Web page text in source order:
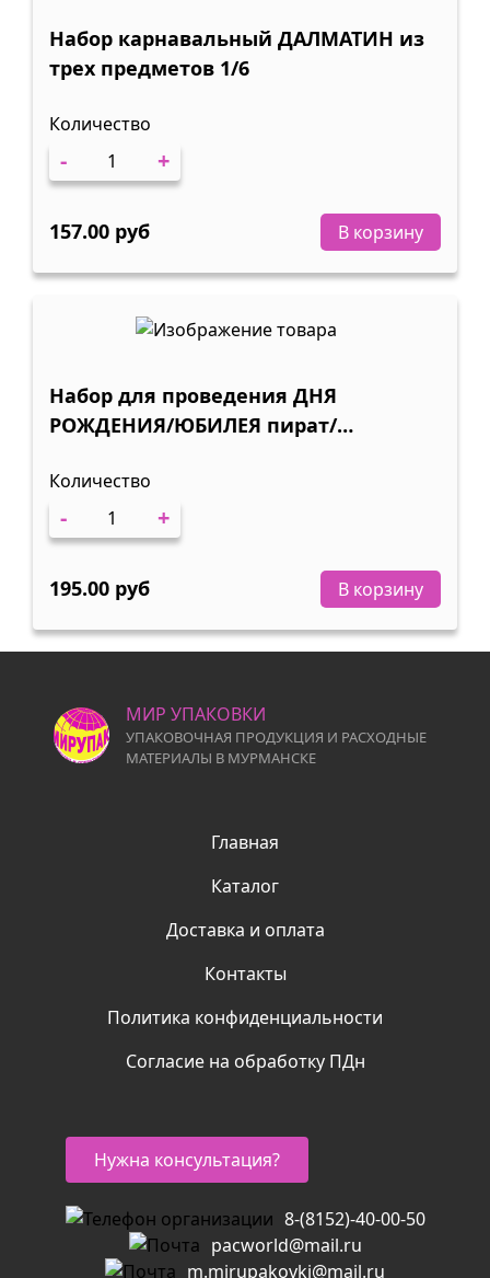
Набор карнавальный ДАЛМАТИН из
трех предметов 1/6
Количество
- +
157.00 руб В корзину
Набор для проведения ДНЯ
РОЖДЕНИЯ/ЮБИЛЕЯ пират/
Количество
- +
195.00 руб В корзину
МИР УПАКОВКИ
УПАКОВОЧНАЯ ПРОДУКЦИЯ И РАСХОДНЫЕ
МАТЕРИАЛЫ В МУРМАНСКЕ
Главная
Каталог
Доставка и оплата
Контакты
Политика конфиденциальности
Согласие на обработку ПДн
Нужна консультация?
8-(8152)-40-00-50
pacworld@mail.ru
m.mirupakovki@mail.ru